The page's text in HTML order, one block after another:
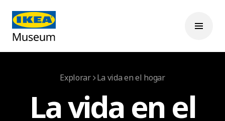
Explorar La vida en el hogar
La vida en el